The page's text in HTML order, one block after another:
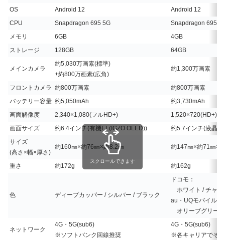
OS Android 12
Android 12
CPU
Snapdragon 695 5G
Snapdragon 695
メモリ
6GB
4GB
ストレージ
128GB 64GB
メインカメラ
約5,030万画素(標準)
+約800万画素(広角)
約1,300万画素
フロントカメラ 約800万画素
約800万画素
バッテリー容量 約5,050mAh
約3,730mAh
画面解像度
2,340×1,080(フルHD+)
1,520×720(HD+)
画面サイズ
約6.4インチ(有機EL(IGZO OLED))
約5.7インチ(液晶)
サイズ
(高さ×幅×厚さ)
約160㎜×約76㎜×約8.2㎜ 約147㎜×約71㎜×
重さ 約172g 約162g
色 ディープカッパー / シルバー / ブラック
ドコモ：
ホワイト / チャコ
au・UQモバイル・
オリーブグリー
ネットワーク
4G・5G(sub6)
※ソフトバンク回線推奨
4G・5G(sub6)
※各キャリアでそ
スクロールできます